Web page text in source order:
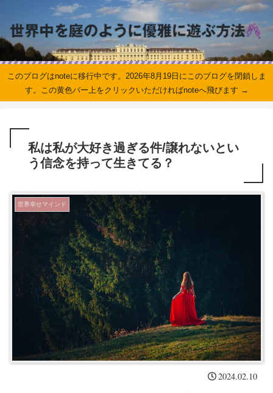
このブログはnoteに移行中です。2026年8月19日にこのブログを閉鎖しま
す。この黄色バー上をクリックいただければnoteへ飛びます →
私は私が大好き過ぎる件/譲れないとい
う信念を持って生きてる？
世界幸せマインド
2024.02.10